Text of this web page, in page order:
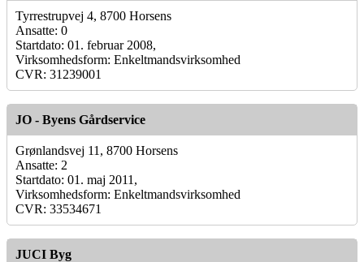
Tyrrestrupvej 4, 8700 Horsens
Ansatte: 0
Startdato: 01. februar 2008,
Virksomhedsform: Enkeltmandsvirksomhed
CVR: 31239001
JO - Byens Gårdservice
Grønlandsvej 11, 8700 Horsens
Ansatte: 2
Startdato: 01. maj 2011,
Virksomhedsform: Enkeltmandsvirksomhed
CVR: 33534671
JUCI Byg